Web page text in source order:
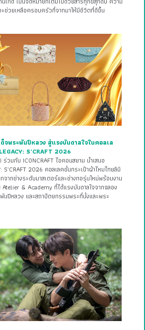
ช่วยเหลือครอบครัวที่จากมาให้มีชีวิตที่ดีขึ้น
จพระพันปีหลวง สู่แรงบันดาลใจในคอลเล
S’CRAFT 2026
ร่วมกับ ICONCRAFT ไอคอนสยาม นำเสนอ
S’CRAFT 2026 คอลเลคชั่นกระเป๋าผ้าไหมไทยลิมิ
ากช่างระดับมาสเตอร์และช่างทอรุ่นใหม่พร้อมงาน
Atelier & Academy ที่ได้แรงบันดาลใจจากฉลอง
นปีหลวง และสถาปัตยกรรมพระที่นั่งและพระ